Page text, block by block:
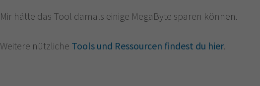
Mir hätte das Tool damals einige MegaByte sparen können.
Weitere nützliche Tools und Ressourcen findest du hier.